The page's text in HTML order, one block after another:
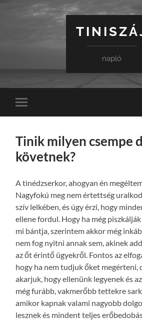
napló
Toggle
mobile
Tinik milyen csempe
követnek?
A tinédzserkor, ahogyan én
Nagyfokú meg nem értettség
szív lelkében, és úgy érzi, hogy
ellene fordul. Hogy ha még
mi bántja, szerintem akkor még
nem fog nyitni annak sem, akinek
az őt érintő ügyekről. Fontos az
hogy ha nem tudjuk őket megérteni,
akarjuk, hogy ellenünk legyenek és
még furább, vakmerőbb tettekre
amikor kapnak valami nagyobb
lesznek és mindent teljes